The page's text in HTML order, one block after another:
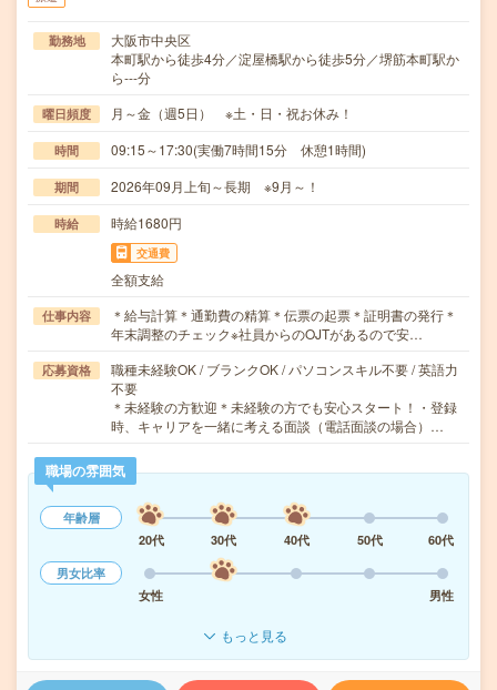
勤務地
大阪市中央区
本町駅から徒歩4分／淀屋橋駅から徒歩5分／堺筋本町駅か
ら---分
曜日頻度 月～金（週5日） ※土・日・祝お休み！
時間 09:15～17:30(実働7時間15分 休憩1時間)
期間 2026年09月上旬～長期 ※9月～！
時給 時給1680円
交通費
全額支給
仕事内容
＊給与計算＊通勤費の精算＊伝票の起票＊証明書の発行＊
年末調整のチェック※社員からのOJTがあるので安…
応募資格
職種未経験OK / ブランクOK / パソコンスキル不要 / 英語力
不要
＊未経験の方歓迎＊未経験の方でも安心スタート！・登録
時、キャリアを一緒に考える面談（電話面談の場合）…
職場の雰囲気
年齢層
20代
30代 40代 50代
60代
男女比率
女性
男性
もっと見る